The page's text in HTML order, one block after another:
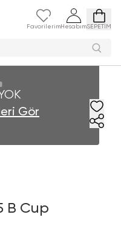
Favorilerim HesabımSEPETİM
Gör
B Cup